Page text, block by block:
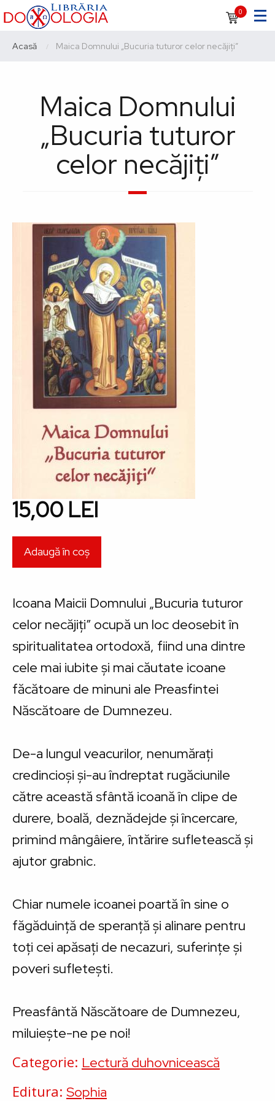
Sari
la
conținutul
Navigare
principală
0
Breadcrumb
Acasă Current:
Maica Domnului „Bucuria tuturor celor necăjiți”
Maica Domnului
„Bucuria tuturor
celor necăjiți”
15,00 LEI
Icoana Maicii Domnului „Bucuria tuturor
celor necăjiți” ocupă un loc deosebit în
spiritualitatea ortodoxă, fiind una dintre
cele mai iubite și mai căutate icoane
făcătoare de minuni ale Preasfintei
Născătoare de Dumnezeu.
De-a lungul veacurilor, nenumărați
credincioși și-au îndreptat rugăciunile
către această sfântă icoană în clipe de
durere, boală, deznădejde și încercare,
primind mângâiere, întărire sufletească și
ajutor grabnic.
Chiar numele icoanei poartă în sine o
făgăduință de speranță și alinare pentru
toți cei apăsați de necazuri, suferințe și
poveri sufletești.
Preasfântă Născătoare de Dumnezeu,
miluiește-ne pe noi!
Categorie Lectură duhovnicească
Editura Sophia